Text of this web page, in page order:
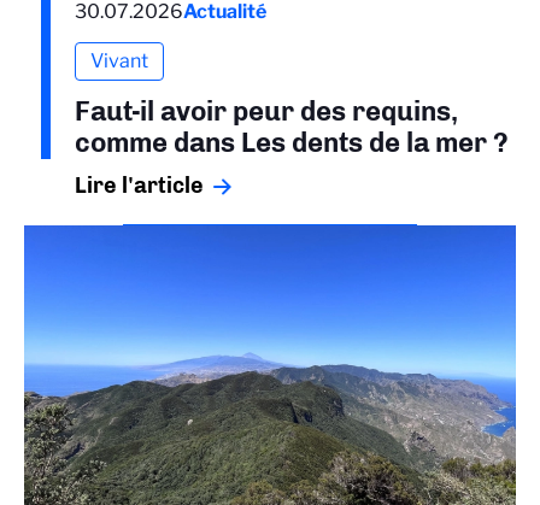
30.07.2026Actualité
Vivant
Faut-il avoir peur des requins,
comme dans Les dents de la mer ?
Lire l'article